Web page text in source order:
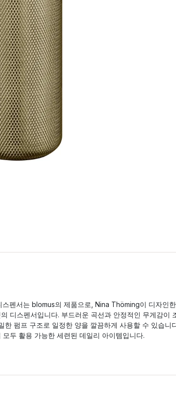
스펜서는 blomus의 제품으로, Nina Thöming이 디자인한
디스펜서입니다. 부드러운 곡선과 안정적인 무게감이
한 펌프 구조로 일정한 양을 깔끔하게 사용할 수 있습니
모두 활용 가능한 세련된 데일리 아이템입니다.